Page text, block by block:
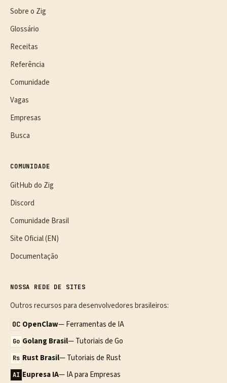
Sobre o Zig
Glossário
Receitas
Referência
Comunidade
Vagas
Empresas
Busca
COMUNIDADE
GitHub do Zig
Discord
Comunidade Brasil
Site Oficial (EN)
Documentação
NOSSA REDE DE SITES
Outros recursos para desenvolvedores brasileiros:
OC OpenClaw— Ferramentas de IA
Go Golang Brasil— Tutoriais de Go
Rs Rust Brasil— Tutoriais de Rust
AI Eupresa IA— IA para Empresas